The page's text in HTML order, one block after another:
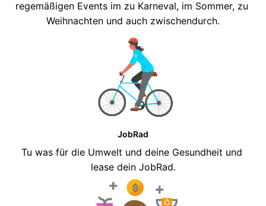
regemäßigen Events im zu Karneval, im Sommer, zu
Weihnachten und auch zwischendurch.
JobRad
Tu was für die Umwelt und deine Gesundheit und
lease dein JobRad.